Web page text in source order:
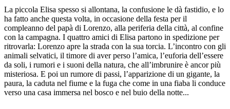
La piccola Elisa spesso si allontana, la confusione le dà fastidio, e lo
ha fatto anche questa volta, in occasione della festa per il
compleanno del papà di Lorenzo, alla periferia della città, al confine
con la campagna. I quattro amici di Elisa partono in spedizione per
ritrovarla: Lorenzo apre la strada con la sua torcia. L’incontro con gli
animali selvatici, il timore di aver perso l’amica, l’euforia dell’essere
da soli, i rumori e i suoni della natura, che all’imbrunire è ancor più
misteriosa. E poi un rumore di passi, l’apparizione di un gigante, la
paura, la caduta nel fiume e la fuga che come in una fiaba li conduce
verso una casa immersa nel bosco e nel buio della notte...